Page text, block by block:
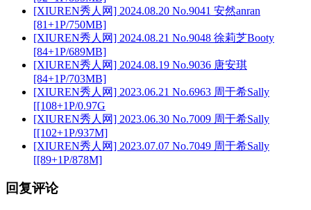
[XIUREN秀人网] 2024.08.20 No.9041 安然anran
[81+1P/750MB]
[XIUREN秀人网] 2024.08.21 No.9048 徐莉芝Booty
[84+1P/689MB]
[XIUREN秀人网] 2024.08.19 No.9036 唐安琪
[84+1P/703MB]
[XIUREN秀人网] 2023.06.21 No.6963 周于希Sally
[[108+1P/0.97G
[XIUREN秀人网] 2023.06.30 No.7009 周于希Sally
[[102+1P/937M]
[XIUREN秀人网] 2023.07.07 No.7049 周于希Sally
[[89+1P/878M]
回复评论